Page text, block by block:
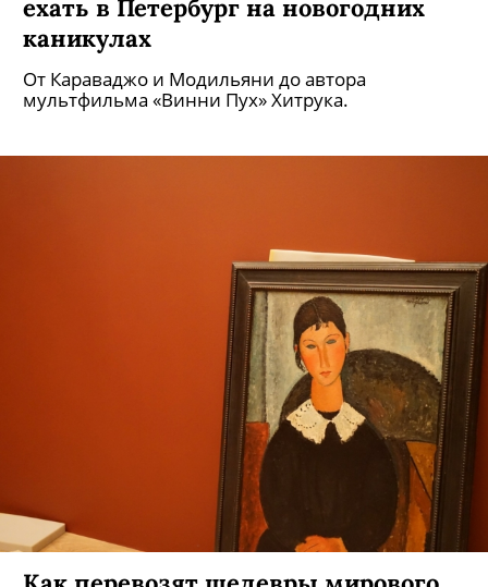
ехать в Петербург на новогодних
каникулах
От Караваджо и Модильяни до автора